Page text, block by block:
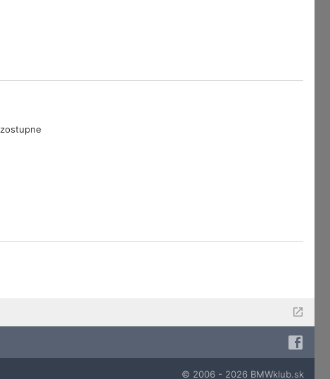
zostupne
© 2006 - 2026 BMWklub.sk